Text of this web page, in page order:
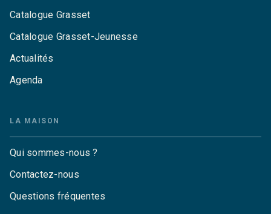
Catalogue Grasset
Catalogue Grasset-Jeunesse
Actualités
Agenda
LA MAISON
Qui sommes-nous ?
Contactez-nous
Questions fréquentes